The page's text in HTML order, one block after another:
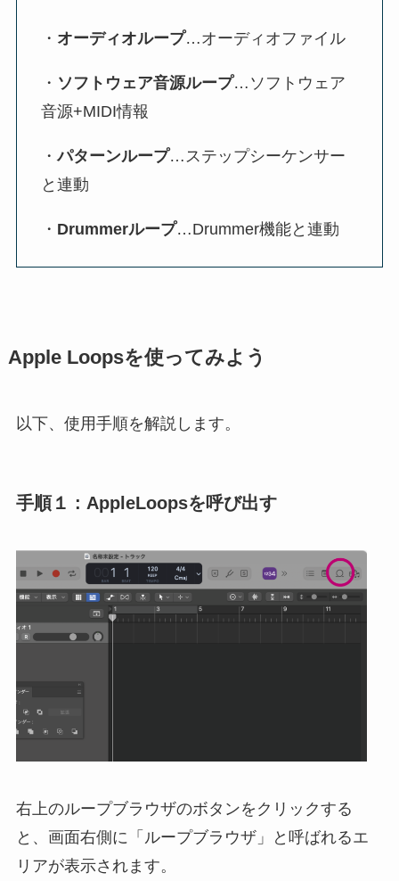
・ オーディオループ…オーディオファイル
・ ソフトウェア音源ループ…ソフトウェア
音源+MIDI情報
・パターンループ…ステップシーケンサー
と連動
・ Drummerループ…Drummer機能と連動
Apple Loopsを使ってみよう
以下、使用手順を解説します。
手順１ : AppleLoopsを呼び出す
右上のループブラウザのボタンをクリックする
と、画面右側に「ループブラウザ」と呼ばれるエ
リアが表示されます。